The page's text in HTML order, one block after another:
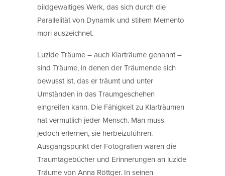
bildgewaltiges Werk, das sich durch die
Parallelität von Dynamik und stillem Memento
mori auszeichnet.
Luzide Träume – auch Klarträume genannt –
sind Träume, in denen der Träumende sich
bewusst ist, das er träumt und unter
Umständen in das Traumgeschehen
eingreifen kann. Die Fähigkeit zu Klarträumen
hat vermutlich jeder Mensch. Man muss
jedoch erlernen, sie herbeizuführen.
Ausgangspunkt der Fotografien waren die
Traumtagebücher und Erinnerungen an luzide
Träume von Anna Röttger. In seinen